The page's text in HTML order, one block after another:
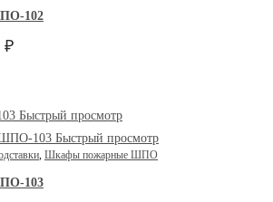
102
₽
Быстрый просмотр
Быстрый просмотр
, Шкафы пожарные ШПО
103